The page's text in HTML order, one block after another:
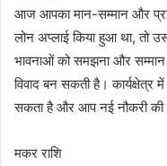
आज आपका मान-सम्मान और
लोन अप्लाई किया हुआ था, तो
भावनाओं को समझना और सम्मान
विवाद बन सकती है।
सकता है और आप नई नौकरी
मकर राशि